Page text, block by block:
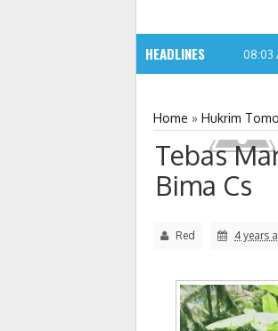
HEADLINES 08:03
Home » Hukrim
Tebas
Bima Cs
Red 4 years